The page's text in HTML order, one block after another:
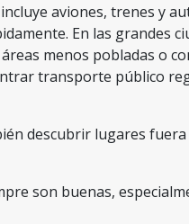
aviones, trenes y
En las grandes
menos pobladas o
transporte público
descubrir lugares fuera
son buenas,